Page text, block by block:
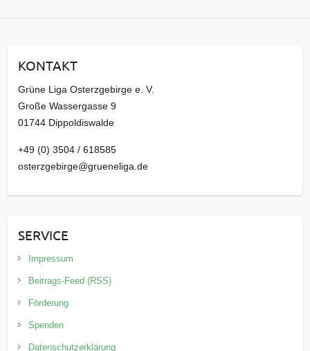
v
KONTAKT
Grüne Liga Osterzgebirge e. V.
Große Wassergasse 9
01744 Dippoldiswalde
+49 (0) 3504 / 618585
osterzgebirge@grueneliga.de
SERVICE
Impressum
Beitrags-Feed (RSS)
Förderung
Spenden
Datenschutzerklärung